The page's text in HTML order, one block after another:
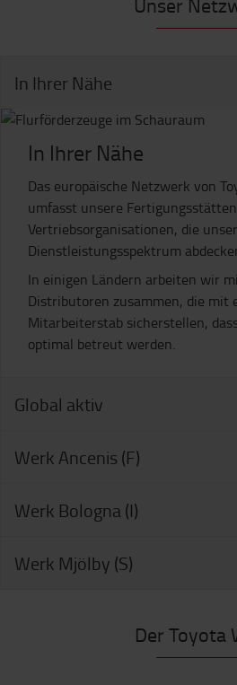
In Ihrer Nähe
In Ihrer Nähe
Das europäische Netzwerk von
umfasst unsere
Vertriebsorganisationen, die
Dienstleistungsspektrum
In einigen Ländern arbeiten wir
Distributoren zusammen, die mit
Mitarbeiterstab sicherstellen,
optimal betreut werden.
Global aktiv
Werk Ancenis (F)
Werk Bologna (I)
Werk Mjölby (S)
Der Toyota